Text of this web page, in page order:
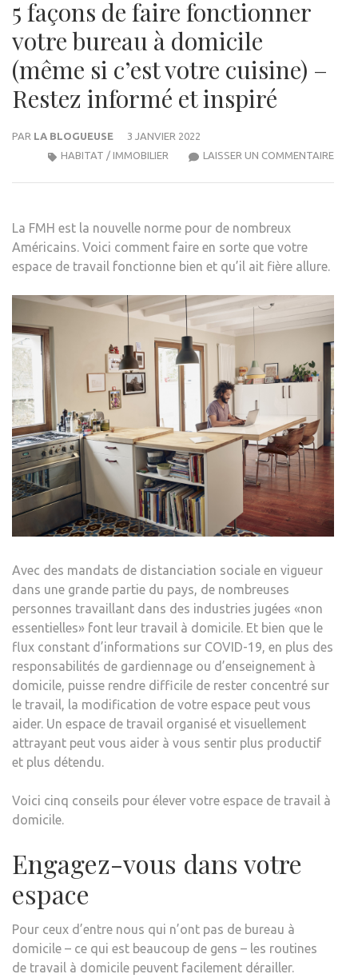
5 façons de faire fonctionner
votre bureau à domicile
(même si c’est votre cuisine) –
Restez informé et inspiré
PAR LA BLOGUEUSE
3 JANVIER 2022
LAISSER UN COMMENTAIRE5
SI
HABITAT / IMMOBILIER
La FMH est la nouvelle norme pour de nombreux
Américains. Voici comment faire en sorte que votre
espace de travail fonctionne bien et qu’il ait fière allure.
Avec des mandats de distanciation sociale en vigueur
dans une grande partie du pays, de nombreuses
personnes travaillant dans des industries jugées «non
essentielles» font leur travail à domicile. Et bien que le
flux constant d’informations sur COVID-19, en plus des
responsabilités de gardiennage ou d’enseignement à
domicile, puisse rendre difficile de rester concentré sur
le travail, la modification de votre espace peut vous
aider. Un espace de travail organisé et visuellement
attrayant peut vous aider à vous sentir plus productif
et plus détendu.
Voici cinq conseils pour élever votre espace de travail à
domicile.
Engagez-vous dans votre
espace
Pour ceux d’entre nous qui n’ont pas de bureau à
domicile – ce qui est beaucoup de gens – les routines
de travail à domicile peuvent facilement dérailler.